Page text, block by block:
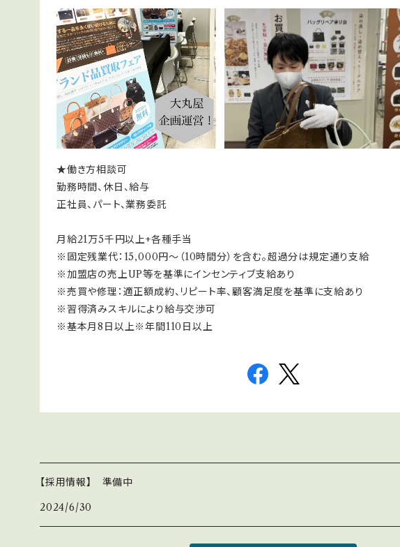
★働き方相談可
勤務時間、休日、給与
正社員、パート、業務委託
月給21万5千円以上+各種手当
※固定残業代：15,000円〜（10時間分）を含む。超過分は規定通り支給
※加盟店の売上UP等を基準にインセンティブ支給あり
※売買や修理：適正額成約、リピート率、顧客満足度を基準に支給あり
※習得済みスキルにより給与交渉可
※基本月8日以上※年間110日以上
【採用情報】 準備中
2024/6/30